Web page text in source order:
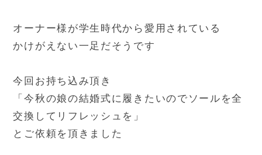
オーナー様が学生時代から愛用されている
かけがえない一足だそうです
今回お持ち込み頂き
「今秋の娘の結婚式に履きたいのでソールを全
交換してリフレッシュを」
とご依頼を頂きました